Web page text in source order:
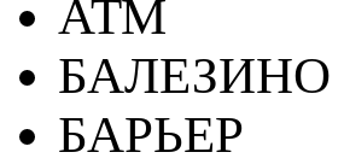
АТМ
БАЛЕЗИНО
БАРЬЕР